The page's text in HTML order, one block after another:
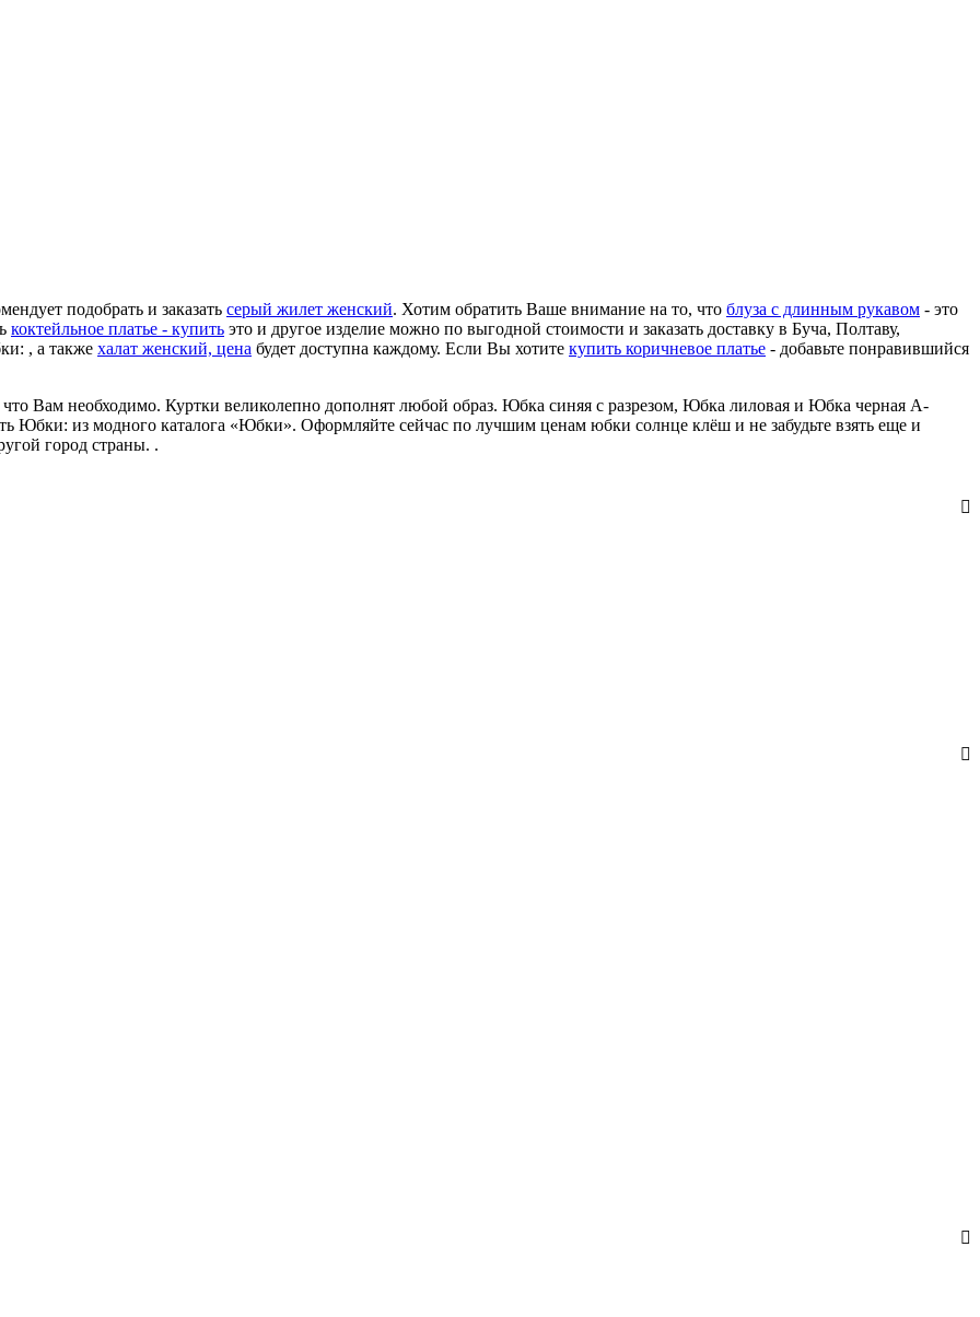
подобрать и заказать серый жилет женский. Хотим обратить Ваше внимание на то, что блуза с длинным рукавом - это
коктейльное платье - купить это и другое изделие можно по выгодной стоимости и заказать доставку в Буча, Полтаву,
, а также халат женский, цена будет доступна каждому. Если Вы хотите купить коричневое платье - добавьте понравившийся
Вам необходимо. Куртки великолепно дополнят любой образ. Юбка синяя с разрезом, Юбка лиловая и Юбка черная А-
Юбки: из модного каталога «Юбки». Оформляйте сейчас по лучшим ценам юбки солнце клёш и не забудьте взять еще и
город страны. .